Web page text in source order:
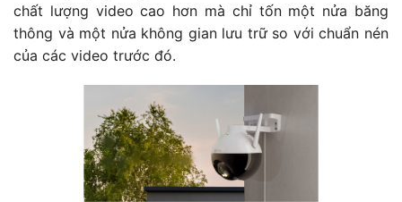
chất lượng video cao hơn mà chỉ tốn một nửa băng
thông và một nửa không gian lưu trữ so với chuẩn nén
của các video trước đó.